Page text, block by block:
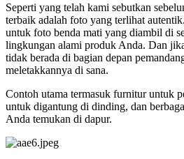
Seperti yang telah kami sebutkan
terbaik adalah foto yang terlihat
untuk foto benda mati yang diambil di
lingkungan alami produk Anda. Dan
tidak berada di bagian depan
meletakkannya di sana.
Contoh utama termasuk furnitur untuk
untuk digantung di dinding, dan
Anda temukan di dapur.